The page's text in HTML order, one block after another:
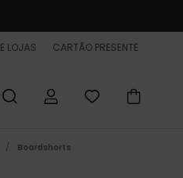
LOJAS CARTÃO PRESENTE
Boardshorts